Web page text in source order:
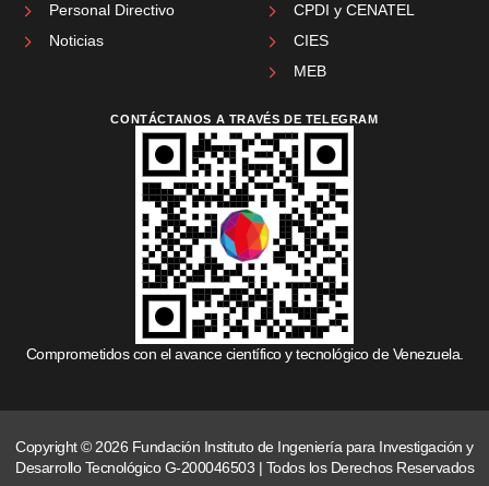
Personal Directivo
Noticias
CPDI y CENATEL
CIES
MEB
CONTÁCTANOS A TRAVÉS DE TELEGRAM
Comprometidos con el avance científico y tecnológico de Venezuela.
Copyright © 2026 Fundación Instituto de Ingeniería para Investigación y
Desarrollo Tecnológico G-200046503 | Todos los Derechos Reservados